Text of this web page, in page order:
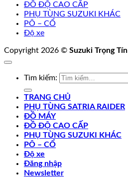
ĐỒ ĐỘ CAO CẤP
PHỤ TÙNG SUZUKI KHÁC
PÔ – CỔ
Độ xe
Copyright 2026 © Suzuki Trọng Tín
Tìm kiếm:
TRANG CHỦ
PHỤ TÙNG SATRIA RAIDER
ĐỒ MÁY
ĐỒ ĐỘ CAO CẤP
PHỤ TÙNG SUZUKI KHÁC
PÔ – CỔ
Độ xe
Đăng nhập
Newsletter